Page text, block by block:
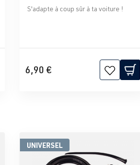
S'adapte à coup sûr à ta voiture !
6,90 €
UNIVERSEL